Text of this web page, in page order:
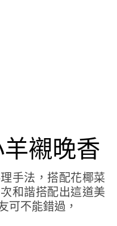
襯晚香
手法，搭配花椰菜
和諧搭配出這道美
可不能錯過，